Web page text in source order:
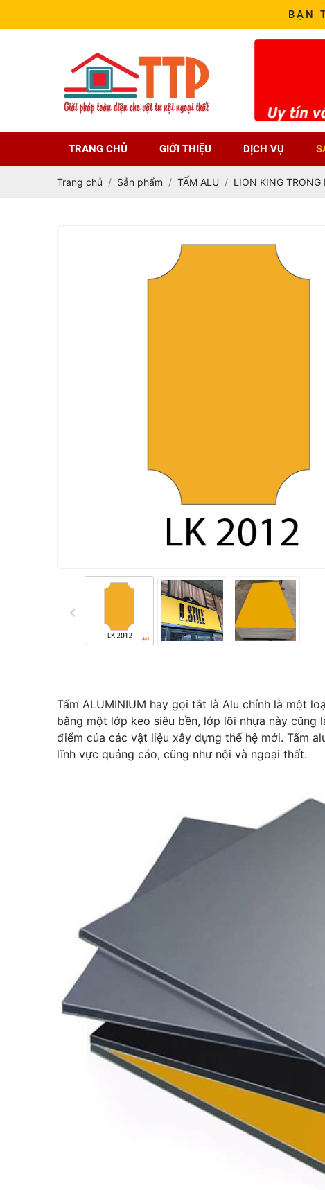
BẠN
TRANG CHỦ GIỚI THIỆU DỊCH VỤ
Trang chủ Sản phẩm TẤM ALU LION KING TRONG
Tấm ALUMINIUM hay gọi tắt là Alu chính là một
bằng một lớp keo siêu bền, lớp lõi nhựa này
điểm của các vật liệu xây dựng thế hệ mới. Tấm
lĩnh vực quảng cáo, cũng như nội và ngoại thất.